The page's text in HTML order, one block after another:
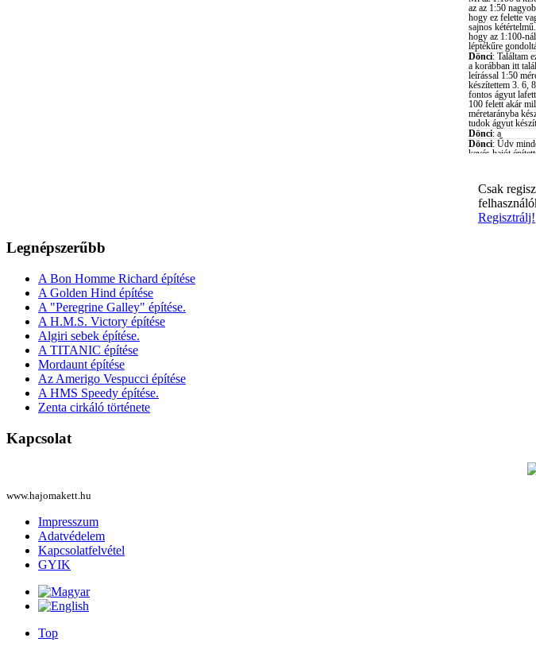
Csak
Regisztrálj!
Legnépszerűbb
A Bon Homme Richard építése
A Golden Hind építése
A "Peregrine Galley" építése.
A H.M.S. Victory építése
Algiri sebek építése.
A TITANIC építése
Mordaunt építése
Az Amerigo Vespucci építése
A HMS Speedy építése.
Zenta cirkáló története
Kapcsolat
www.hajomakett.hu
Impresszum
Adatvédelem
Kapcsolatfelvétel
GYIK
Top